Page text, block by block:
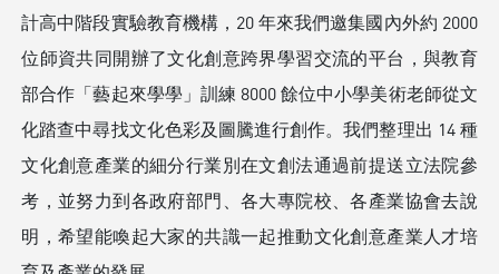
計高中階段實驗教育機構，20 年來我們邀集國內外約 2000
位師資共同開辦了文化創意跨界學習交流的平台，與教育
部合作「藝起來學學」訓練 8000 餘位中小學美術老師從文
化踏查中尋找文化色彩及圖騰進行創作。我們整理出 14 種
文化創意產業的細分行業別在文創法通過前提送立法院參
考，並努力到各政府部門、各大專院校、各產業協會去說
明，希望能喚起大家的共識一起推動文化創意產業人才培